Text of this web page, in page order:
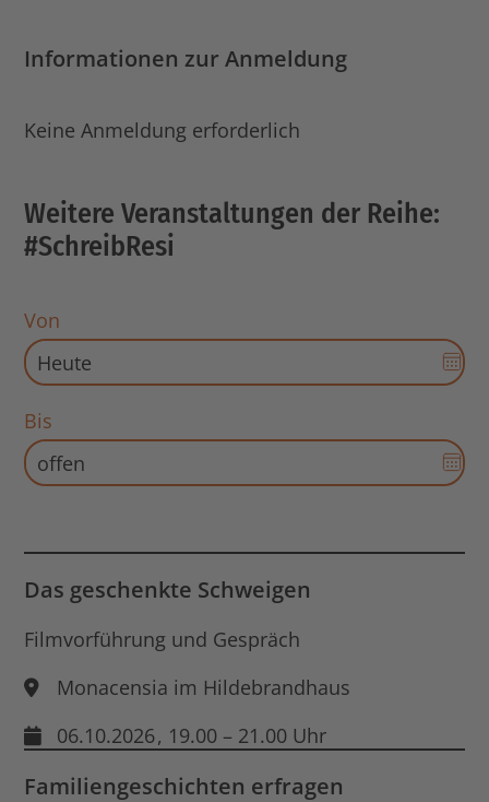
Informationen zur Anmeldung
Keine Anmeldung erforderlich
Weitere Veranstaltungen der Reihe:
#SchreibResi
Von
Bis
Das geschenkte Schweigen
Filmvorführung und Gespräch
Monacensia im Hildebrandhaus
06.10.2026, 19.00 – 21.00 Uhr
Familiengeschichten erfragen